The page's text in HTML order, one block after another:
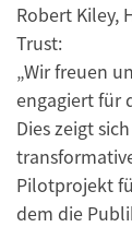
Robert Kiley,
Trust:
„Wir freuen
engagiert für
Dies zeigt
Pilotprojekt
dem die